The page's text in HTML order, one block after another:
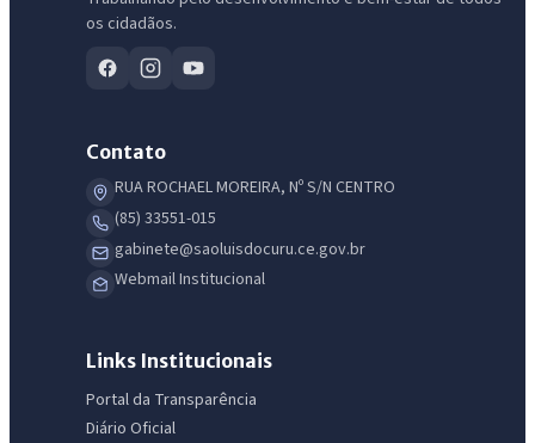
os cidadãos.
Contato
RUA ROCHAEL MOREIRA, Nº S/N CENTRO
(85) 33551-015
gabinete@saoluisdocuru.ce.gov.br
Webmail Institucional
Links Institucionais
Portal da Transparência
Diário Oficial